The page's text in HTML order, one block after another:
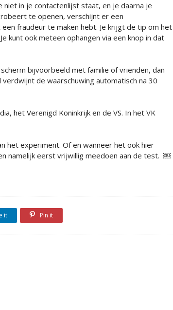
niet in je contactenlijst staat, en je daarna je
te openen, verschijnt er een
fraudeur te maken hebt. Je krijgt de tip om het
kunt ook meteen ophangen via een knop in dat
bijvoorbeeld met familie of vrienden, dan
de waarschuwing automatisch na 30
het Verenigd Koninkrijk en de VS. In het VK
het experiment. Of en wanneer het ook hier
namelijk eerst vrijwillig meedoen aan de test. ￼
it Pin it